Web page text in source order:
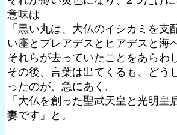
意味は
「黒い丸は、大仏のイシカミを支
い座とプレアデスとヒアデスと海
それらが去っていたことをあらわ
その後、言葉は出てくるも、どう
ったのが、急にあく。
「大仏を創った聖武天皇と光明皇
妻です」と。